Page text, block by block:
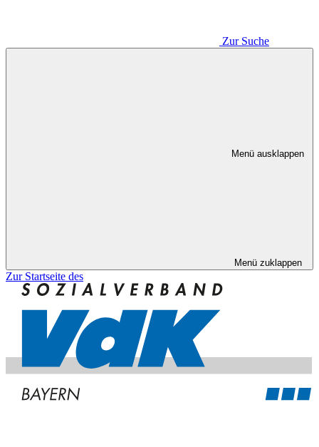
Zur Suche
Menü ausklappen
Menü zuklappen
Zur Startseite des